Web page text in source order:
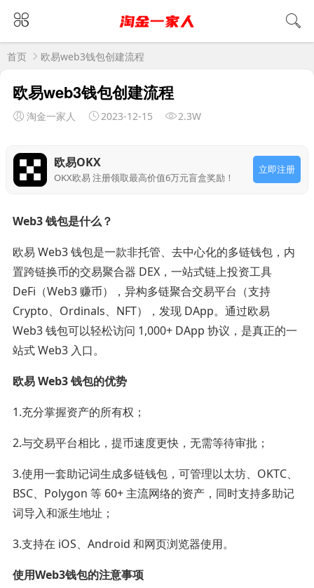
首页 欧易web3钱包创建流程
欧易web3钱包创建流程
淘金一家人 2023-12-15 2.3W
欧易OKX
OKX欧易 注册领取最高价值6万元盲盒奖励！
立即注册
Web3 钱包是什么？
欧易 Web3 钱包是一款非托管、去中心化的多链钱包，内
置跨链换币的交易聚合器 DEX，一站式链上投资工具
DeFi（Web3 赚币），异构多链聚合交易平台（支持
Crypto、Ordinals、NFT），发现 DApp。通过欧易
Web3 钱包可以轻松访问 1,000+ DApp 协议，是真正的一
站式 Web3 入口。
欧易 Web3 钱包的优势
1.充分掌握资产的所有权；
2.与交易平台相比，提币速度更快，无需等待审批；
3.使用一套助记词生成多链钱包，可管理以太坊、OKTC、
BSC、Polygon 等 60+ 主流网络的资产，同时支持多助记
词导入和派生地址；
3.支持在 iOS、Android 和网页浏览器使用。
使用Web3钱包的注意事项